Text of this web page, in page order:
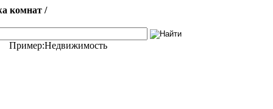
комнат /
Пример:Недвижимость